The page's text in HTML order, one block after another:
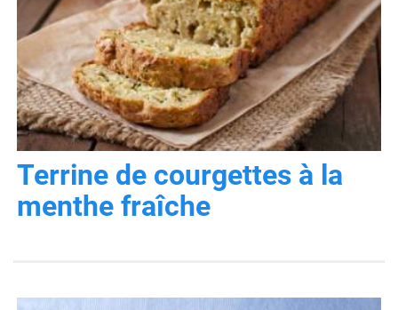
Terrine de courgettes à la
menthe fraîche